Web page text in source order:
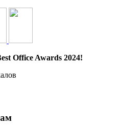
Office Awards 2024!